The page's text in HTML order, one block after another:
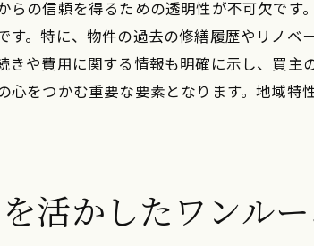
住者向け情報発信の強化
ニティとの関係構築による信頼獲得
ージェントとの効果的な連携
法令の最新情報の把握
アデザインが与える影響
の信頼を得るための透明性が不可欠で
。特に、物件の過去の修繕履歴やリノ
や費用に関する情報も明確に示し、買
をつかむ重要な要素となります。地域
活かしたワンル